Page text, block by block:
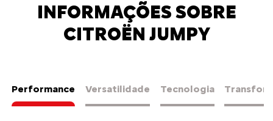
INFORMAÇÕES SOBRE
CITROËN JUMPY
Performance Versatilidade Tecnologia